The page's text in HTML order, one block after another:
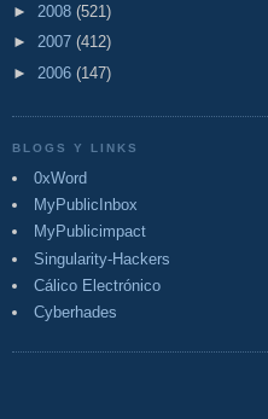
► 2008 (521)
► 2007 (412)
► 2006 (147)
BLOGS Y LINKS
0xWord
MyPublicInbox
MyPublicimpact
Singularity-Hackers
Cálico Electrónico
Cyberhades